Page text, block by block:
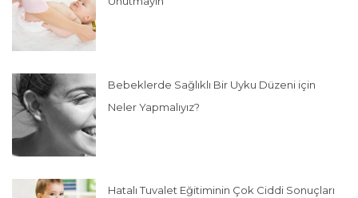
Bebeklerde Sağlıklı Bir Uyku Düzeni için
Neler Yapmalıyız?
Hatalı Tuvalet Eğitiminin Çok Ciddi Sonuçları